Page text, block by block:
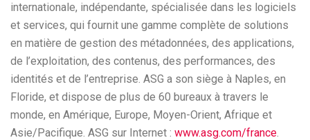
internationale, indépendante, spécialisée dans les logiciels
et services, qui fournit une gamme complète de solutions
en matière de gestion des métadonnées, des applications,
de l’exploitation, des contenus, des performances, des
identités et de l’entreprise. ASG a son siège à Naples, en
Floride, et dispose de plus de 60 bureaux à travers le
monde, en Amérique, Europe, Moyen-Orient, Afrique et
Asie/Pacifique. ASG sur Internet : www.asg.com/france.